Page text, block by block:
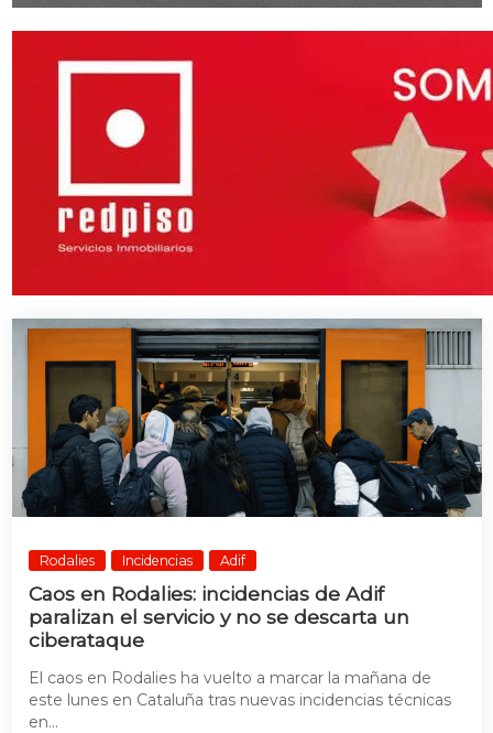
Rodalies Incidencias Adif
Caos en Rodalies: incidencias de Adif
paralizan el servicio y no se descarta un
ciberataque
El caos en Rodalies ha vuelto a marcar la mañana de
este lunes en Cataluña tras nuevas incidencias técnicas
en...